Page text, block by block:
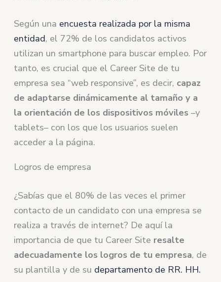
Según una encuesta realizada por la misma
entidad, el 72% de los candidatos activos
utilizan un smartphone para buscar empleo. Por
tanto, es crucial que el Career Site de tu
empresa sea “web responsive”, es decir, capaz
de adaptarse dinámicamente al tamaño y a
la orientación de los dispositivos móviles –y
tablets– con los que los usuarios suelen
acceder a la página.
Logros de empresa
¿Sabías que el 80% de las veces el primer
contacto de un candidato con una empresa se
realiza a través de internet? De aquí la
importancia de que tu Career Site resalte
adecuadamente los logros de tu empresa, de
su plantilla y de su departamento de RR. HH.